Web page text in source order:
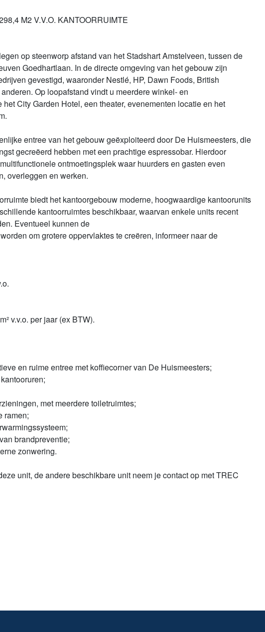
M2 V.V.O. KANTOORRUIMTE
op steenworp afstand van het Stadshart Amstelveen, tussen de
Goedhartlaan. In de directe omgeving van het gebouw zijn
gevestigd, waaronder Nestlé, HP, Dawn Foods, British
Op loopafstand vindt u meerdere winkel- en
City Garden Hotel, een theater, evenementen locatie en het
entree van het gebouw geëxploiteerd door De Huismeesters, die
gecreëerd hebben met een prachtige espressobar. Hierdoor
ontmoetingsplek waar huurders en gasten even
overleggen en werken.
biedt het kantoorgebouw moderne, hoogwaardige kantoorunits
kantoorruimtes beschikbaar, waarvan enkele units recent
Eventueel kunnen de
om grotere oppervlaktes te creëren, informeer naar de
v.v.o. per jaar (ex BTW).
en ruime entree met koffiecorner van De Huismeesters;
met meerdere toiletruimtes;
ramen;
brandpreventie;
zonwering.
unit, de andere beschikbare unit neem je contact op met TREC